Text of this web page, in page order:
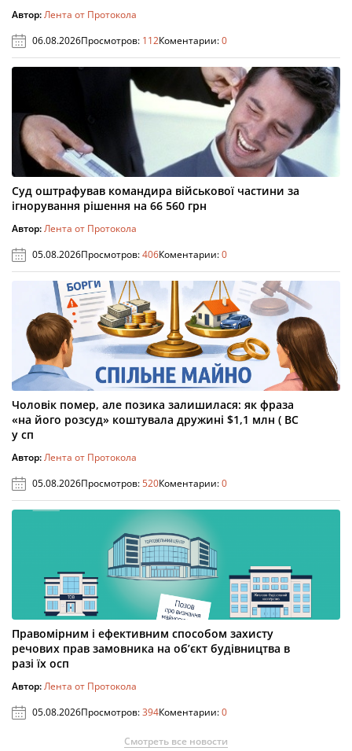
Автор:Лента от Протокола
06.08.2026Просмотров: 112Коментарии:0
Суд оштрафував командира військової частини за
ігнорування рішення на 66 560 грн
Автор:Лента от Протокола
05.08.2026Просмотров:406Коментарии:0
Чоловік помер, але позика залишилася: як фраза
«на його розсуд» коштувала дружині $1,1 млн ( ВС
у сп
Автор:Лента от Протокола
05.08.2026Просмотров:520Коментарии:0
Правомірним і ефективним способом захисту
речових прав замовника на об’єкт будівництва в
разі їх осп
Автор:Лента от Протокола
05.08.2026Просмотров:394Коментарии:0
Смотреть все новости